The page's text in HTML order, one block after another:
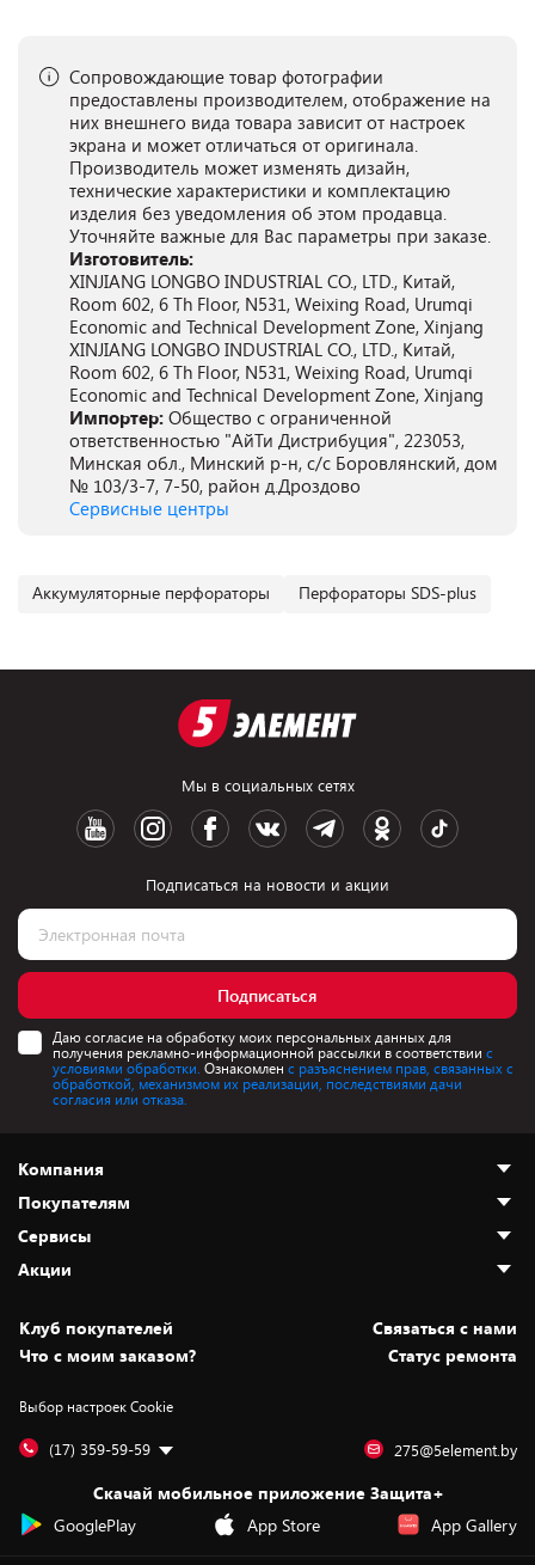
Сопровождающие товар фотографии
предоставлены производителем, отображение на
них внешнего вида товара зависит от настроек
экрана и может отличаться от оригинала.
Производитель может изменять дизайн,
технические характеристики и комплектацию
изделия без уведомления об этом продавца.
Уточняйте важные для Вас параметры при заказе.
Изготовитель:
XINJIANG LONGBO INDUSTRIAL CO., LTD., Китай,
Room 602, 6 Th Floor, N531, Weixing Road, Urumqi
Economic and Technical Development Zone, Xinjang
XINJIANG LONGBO INDUSTRIAL CO., LTD., Китай,
Room 602, 6 Th Floor, N531, Weixing Road, Urumqi
Economic and Technical Development Zone, Xinjang
Импортер: Общество с ограниченной
ответственностью "АйТи Дистрибуция", 223053,
Минская обл., Минский р-н, с/с Боровлянский, дом
№ 103/3-7, 7-50, район д.Дроздово
Сервисные центры
Аккумуляторные перфораторы Перфораторы SDS-plus
Мы в социальных сетях
Подписаться на новости и акции
Подписаться
Даю согласие на обработку моих персональных данных для
получения рекламно-информационной рассылки в соответствии с
условиями обработки. Ознакомлен с разъяснением прав, связанных с
обработкой, механизмом их реализации, последствиями дачи
согласия или отказа.
Компания
О нас
Адреса магазинов
Новости
Статьи и обзоры
Вакансии
Дай пять добру!
Покупателям
Как сделать заказ
Оплата и доставка
Безналичный расчёт
Обмен и возврат товара
Обработка персональных данных
Подарочные карты
Сервисы
Установка техники
Для игровых консолей
Для мобильных устройств
Для компьютеров
Сервисные центры
Акции
Скидки и промокоды
Белорусские товары
Бонусы
Оплата частями
Уценка
Клуб покупателей
Cвязаться с нами
Что с моим заказом?
Статус ремонта
Выбор настроек Cookie
(17) 359-59-59 275@5element.by
Скачай мобильное приложение Защита+
GooglePlay
App Store App Gallery